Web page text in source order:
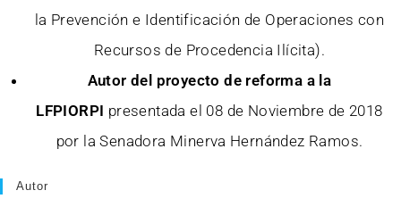
la Prevención e Identificación de Operaciones con
Recursos de Procedencia Ilícita).
Autor del proyecto de reforma a la
LFPIORPI presentada el 08 de Noviembre de 2018
por la Senadora Minerva Hernández Ramos.
Autor